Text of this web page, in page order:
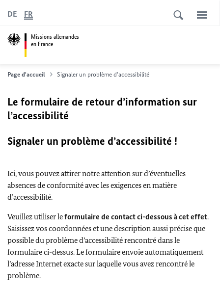
Missions allemandes
en France
DE FR
Page d'accueil Signaler un problème d'accessibilité
Le formulaire de retour d’information sur
l’accessibilité
Signaler un problème d’accessibilité !
Ici, vous pouvez attirer notre attention sur d’éventuelles
absences de conformité avec les exigences en matière
d’accessibilité.
Veuillez utiliser leformulaire de contact ci-dessous à cet effet.
Saisissez vos coordonnées et une description aussi précise que
possible du problème d’accessibilité rencontré dans le
formulaire ci-dessus. Le formulaire envoie automatiquement
l’adresse Internet exacte sur laquelle vous avez rencontré le
problème.